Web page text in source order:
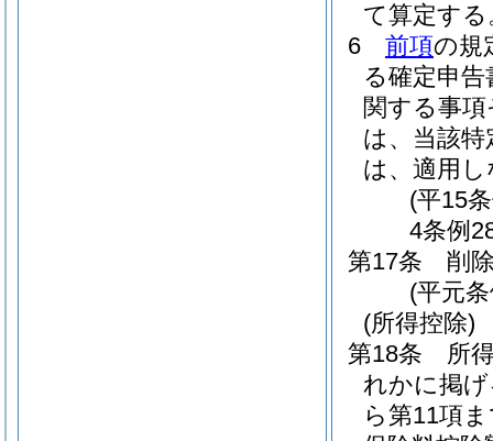
て算定する
6
前項の規
る確定申
関する事
は、当該
は、適用
(平15
4条例
第17条
削
(平元
(所得控除)
第18条
所
れかに掲
ら第11項